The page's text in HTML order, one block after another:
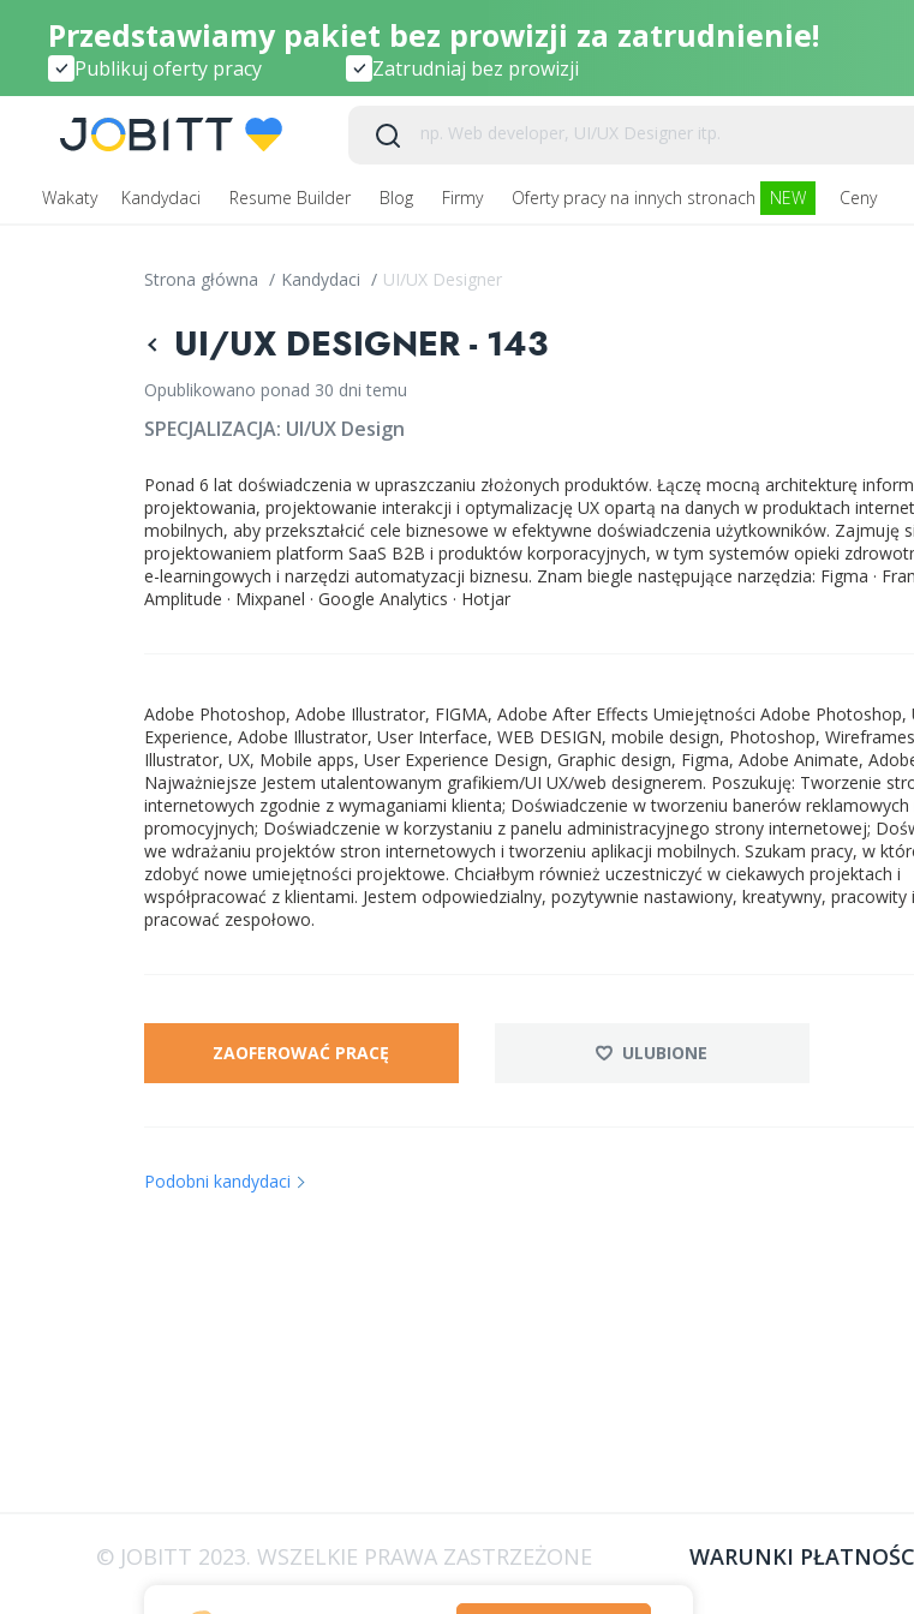
Przedstawiamy pakiet bez prowizji za zatrudnienie!
Publikuj oferty pracy Zatrudniaj bez prowizji
Wakaty Kandydaci Resume Builder Blog Firmy Oferty pracy na innych stronach NEW Ceny
Strona główna / Kandydaci / UI/UX Designer
UI/UX DESIGNER - 143
Opublikowano ponad 30 dni temu
SPECJALIZACJA: UI/UX Design
Ponad 6 lat doświadczenia w upraszczaniu złożonych produktów. Łączę mocną architekturę
projektowania, projektowanie interakcji i optymalizację UX opartą na danych w produktach
mobilnych, aby przekształcić cele biznesowe w efektywne doświadczenia użytkowników. Zajmuję
projektowaniem platform SaaS B2B i produktów korporacyjnych, w tym systemów opieki
e-learningowych i narzędzi automatyzacji biznesu. Znam biegle następujące narzędzia: Figma ·
Amplitude · Mixpanel · Google Analytics · Hotjar
Adobe Photoshop, Adobe Illustrator, FIGMA, Adobe After Effects Umiejętności Adobe Photoshop,
Experience, Adobe Illustrator, User Interface, WEB DESIGN, mobile design, Photoshop,
Illustrator, UX, Mobile apps, User Experience Design, Graphic design, Figma, Adobe Animate,
Najważniejsze Jestem utalentowanym grafikiem/UI UX/web designerem. Poszukuję: Tworzenie
internetowych zgodnie z wymaganiami klienta; Doświadczenie w tworzeniu banerów reklamowych
promocyjnych; Doświadczenie w korzystaniu z panelu administracyjnego strony internetowej;
we wdrażaniu projektów stron internetowych i tworzeniu aplikacji mobilnych. Szukam pracy, w
zdobyć nowe umiejętności projektowe. Chciałbym również uczestniczyć w ciekawych projektach i
współpracować z klientami. Jestem odpowiedzialny, pozytywnie nastawiony, kreatywny, pracowity
pracować zespołowo.
ZAOFEROWAĆ PRACĘ ULUBIONE
Podobni kandydaci
© JOBITT 2023. WSZELKIE PRAWA ZASTRZEŻONE WARUNKI